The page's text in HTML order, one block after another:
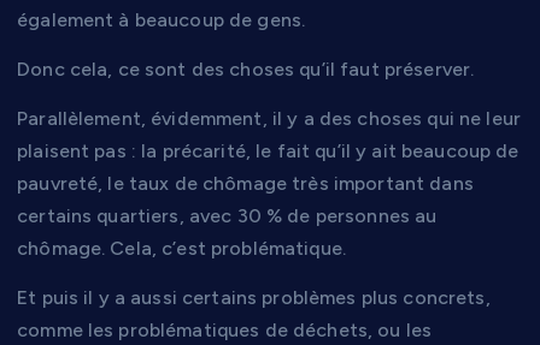
également à beaucoup de gens.
Donc cela, ce sont des choses qu’il faut préserver.
Parallèlement, évidemment, il y a des choses qui ne leur
plaisent pas : la précarité, le fait qu’il y ait beaucoup de
pauvreté, le taux de chômage très important dans
certains quartiers, avec 30 % de personnes au
chômage. Cela, c’est problématique.
Et puis il y a aussi certains problèmes plus concrets,
comme les problématiques de déchets, ou les